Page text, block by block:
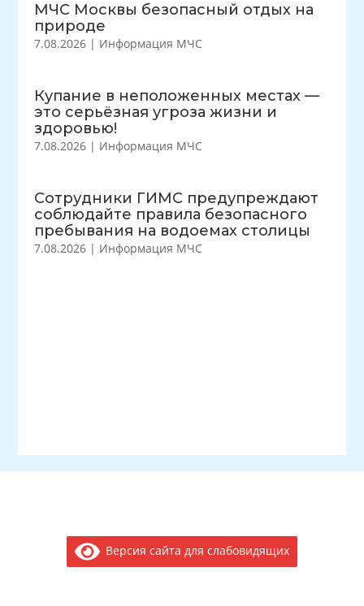
МЧС Москвы безопасный отдых на
природе
7.08.2026 | Информация МЧС
Купание в неположенных местах —
это серьёзная угроза жизни и
здоровью!
7.08.2026 | Информация МЧС
Сотрудники ГИМС предупреждают
соблюдайте правила безопасного
пребывания на водоемах столицы
7.08.2026 | Информация МЧС
Версия сайта для слабовидящих